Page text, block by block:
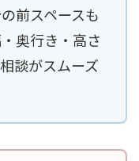
前スペースも
奥行き・高さ
談がスムーズ